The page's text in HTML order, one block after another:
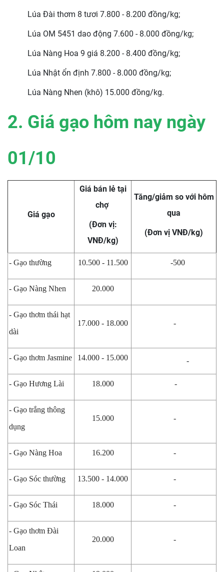
Lúa Đài thơm 8 tươi 7.800 - 8.200 đồng/kg;
Lúa OM 5451 dao động 7.600 - 8.000 đồng/kg;
Lúa Nàng Hoa 9 giá 8.200 - 8.400 đồng/kg;
Lúa Nhật ổn định 7.800 - 8.000 đồng/kg;
Lúa Nàng Nhen (khô) 15.000 đồng/kg.
2. Giá gạo hôm nay ngày
01/10
Giá gạo
Giá bán lẻ tại
chợ
(Đơn vị:
VNĐ/kg)
Tăng/giảm so với hôm
qua
(Đơn vị VNĐ/kg)
- Gạo thường 10.500 - 11.500 -500
- Gạo Nàng Nhen 20.000
- Gạo thơm thái hạt
dài
17.000 - 18.000 -
- Gạo thơm Jasmine 14.000 - 15.000 -
- Gạo Hương Lài 18.000 -
- Gạo trắng thông
dụng
15.000 -
- Gạo Nàng Hoa 16.200 -
- Gạo Sóc thường 13.500 - 14.000 -
- Gạo Sóc Thái 18.000 -
- Gạo thơm Đài
Loan
20.000 -